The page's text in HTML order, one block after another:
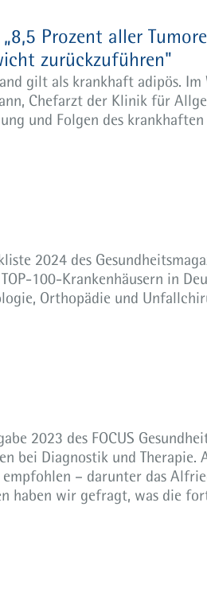
Prozent aller
zurückzuführen"
gilt als krankhaft adipös.
Chefarzt der Klinik für
und Folgen des
2024 des
100-Krankenhäusern in
Orthopädie und
2023 des FOCUS
bei Diagnostik und Therapie.
– darunter das
haben wir gefragt, was die